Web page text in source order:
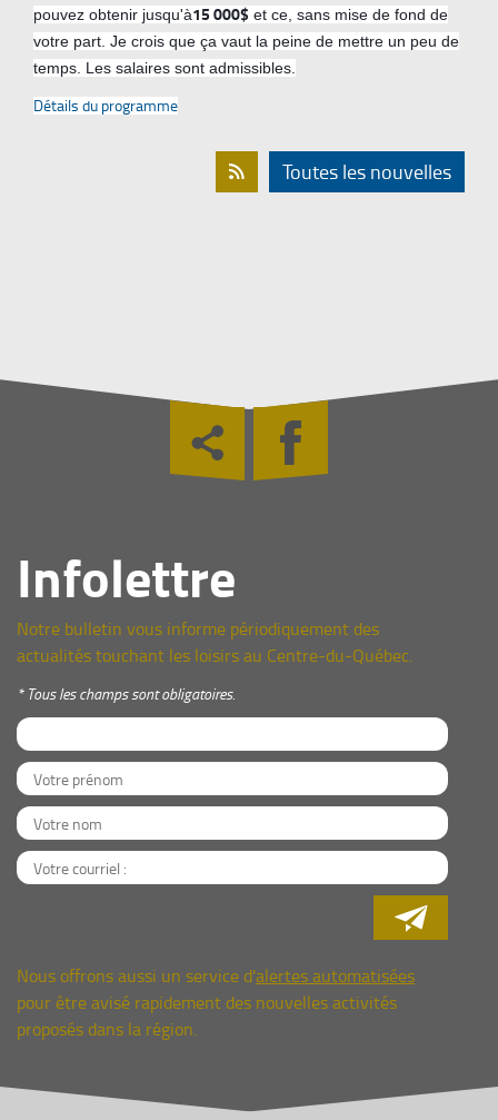
pouvez obtenir jusqu'à15 000$ et ce, sans mise de fond de
votre part. Je crois que ça vaut la peine de mettre un peu de
temps. Les salaires sont admissibles.
Détails du programme
Toutes les nouvelles

Infolettre
Notre bulletin vous informe périodiquement des
actualités touchant les loisirs au Centre-du-Québec.
* Tous les champs sont obligatoires.

Nous offrons aussi un service d'alertes automatisées
pour être avisé rapidement des nouvelles activités
proposés dans la région.